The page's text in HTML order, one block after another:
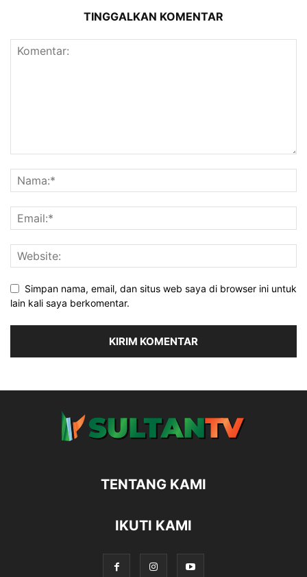
TINGGALKAN KOMENTAR
Simpan nama, email, dan situs web saya di browser ini untuk
lain kali saya berkomentar.
TENTANG KAMI
IKUTI KAMI